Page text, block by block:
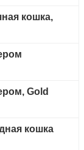
кошка,
Gold
кошка